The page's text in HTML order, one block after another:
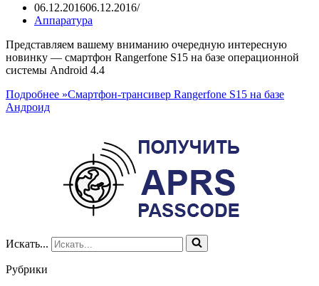
06.12.201606.12.2016
Аппаратура
Представляем вашему вниманию очередную интересную
новинку — смартфон Rangerfone S15 на базе операционной
системы Android 4.4
Подробнее »Смартфон-трансивер Rangerfone S15 на базе
Андроид
Искать...
Рубрики